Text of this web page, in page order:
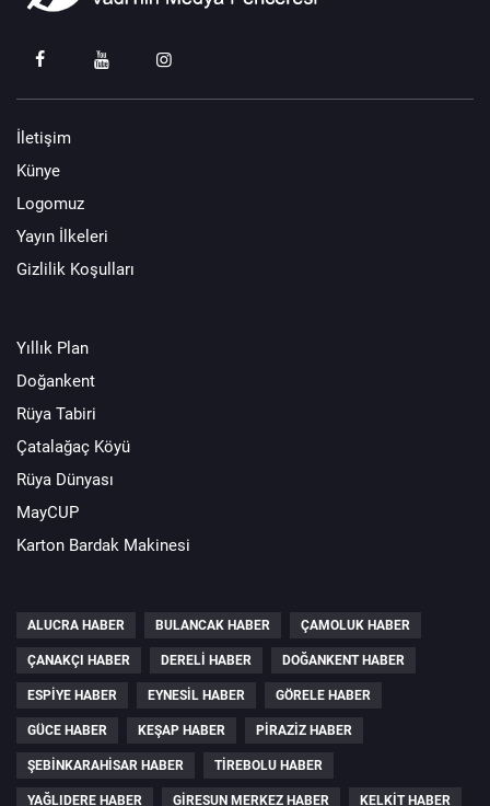
İletişim
Künye
Logomuz
Yayın İlkeleri
Gizlilik Koşulları
Yıllık Plan
Doğankent
Rüya Tabiri
Çatalağaç Köyü
Rüya Dünyası
MayCUP
Karton Bardak Makinesi
ALUCRA HABER BULANCAK HABER ÇAMOLUK HABER
ÇANAKÇI HABER DERELI HABER DOĞANKENT HABER
ESPIYE HABER EYNESIL HABER GÖRELE HABER
GÜCE HABER KEŞAP HABER PIRAZIZ HABER
ŞEBINKARAHISAR HABER TIREBOLU HABER
YAĞLIDERE HABER GIRESUN MERKEZ HABER KELKIT HABER